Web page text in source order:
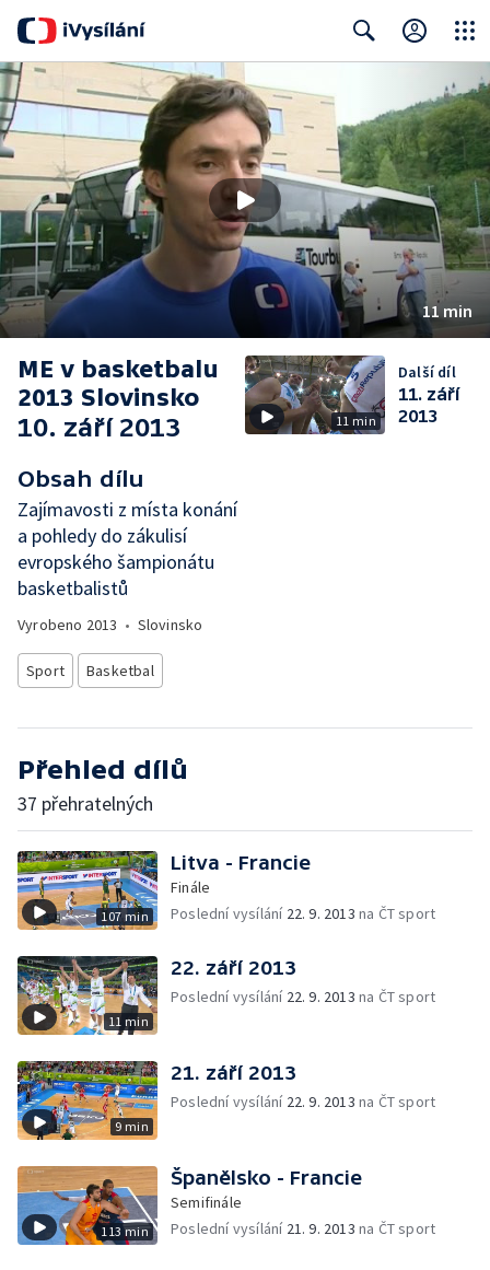
11 min
ME v basketbalu
2013 Slovinsko
10. září 2013
Obsah dílu
Zajímavosti z místa konání
a pohledy do zákulisí
evropského šampionátu
basketbalistů
Vyrobeno 2013 • Slovinsko
Sport Basketbal
11 min
Další díl
11. září
2013
Přehled dílů
37 přehratelných
107 min
Litva - Francie
Finále
Poslední vysílání 22. 9. 2013 na ČT sport
11 min
22. září 2013
Poslední vysílání 22. 9. 2013 na ČT sport
9 min
21. září 2013
Poslední vysílání 22. 9. 2013 na ČT sport
113 min
Španělsko - Francie
Semifinále
Poslední vysílání 21. 9. 2013 na ČT sport